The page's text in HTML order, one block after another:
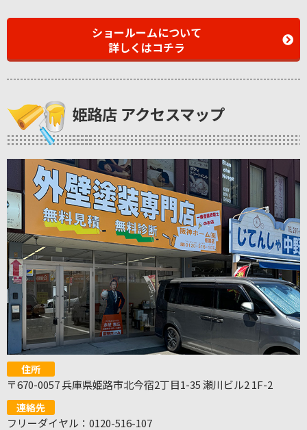
ショールームについて
詳しくはコチラ
姫路店 アクセスマップ
住所
〒670-0057 兵庫県姫路市北今宿2丁目1-35 瀬川ビル2 1F-2
連絡先
フリーダイヤル：0120-516-107